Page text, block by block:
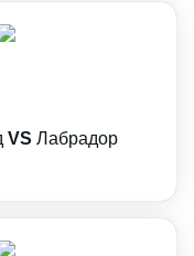
VS Лабрадор